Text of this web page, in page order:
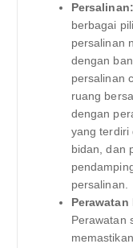
Persalinan:
berbagai
persalinan
dengan
persalinan
ruang
dengan
yang terdiri
bidan, dan
persalinan.
Perawatan
Perawatan